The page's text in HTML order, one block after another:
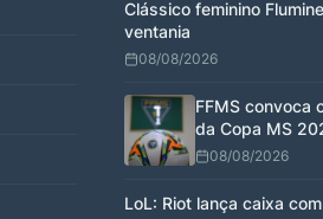
Clássico feminino
ventania
08/08/2026
FFMS convoca
da Copa MS
08/08/2026
LoL: Riot lança caixa